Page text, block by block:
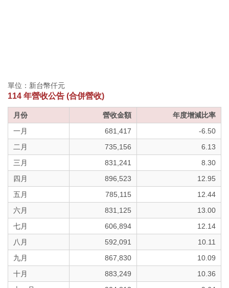
單位：新台幣仟元
114 年營收公告 (合併營收)
月份 營收金額
年度增減比率
一月
681,417
-6.50
二月
735,156
6.13
三月
831,241
8.30
四月
896,523
12.95
五月
785,115
12.44
六月
831,125
13.00
七月
606,894
12.14
八月
592,091
10.11
九月
867,830
10.09
十月
883,249
10.36